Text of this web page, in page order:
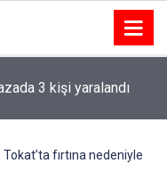
3 kişi yaralandı
zirveye ulaştı
Tokat’ta fırtına nedeniyle